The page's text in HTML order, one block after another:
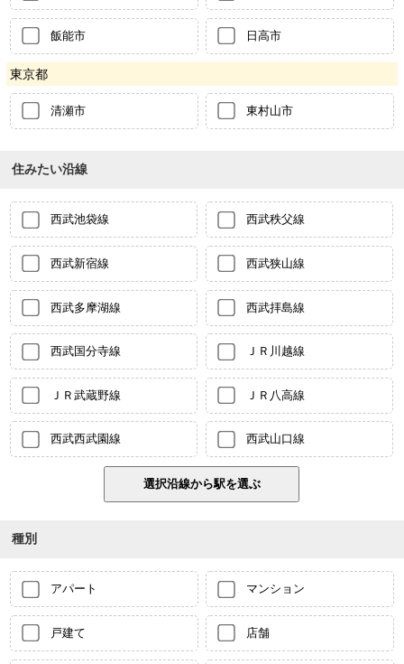
飯能市 日高市
東京都
清瀬市 東村山市
住みたい沿線
西武池袋線 西武秩父線
西武新宿線 西武狭山線
西武多摩湖線 西武拝島線
西武国分寺線 ＪＲ川越線
ＪＲ武蔵野線 ＪＲ八高線
西武西武園線 西武山口線
種別
アパート マンション
戸建て 店舗